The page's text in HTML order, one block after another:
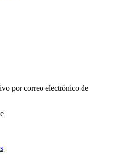
por correo electrónico de